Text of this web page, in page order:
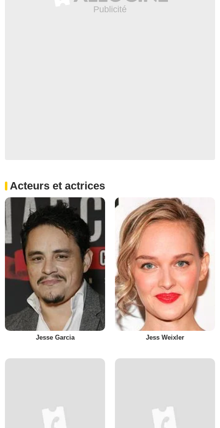
Acteurs et actrices
Jesse Garcia Jess Weixler